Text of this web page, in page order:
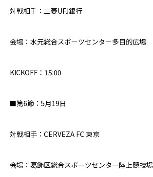
対戦相手：三菱UFJ銀行
会場：水元総合スポーツセンター多目的広場
KICKOFF：15:00
■第6節：5月19日
対戦相手：CERVEZA FC 東京
会場：葛飾区総合スポーツセンター陸上競技場